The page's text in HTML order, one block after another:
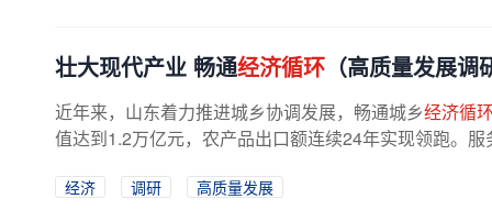
壮大现代产业 畅通经济循环 （高质量发展调
近年来，山东着力推进城乡协调发展，畅通城乡经济循
值达到1.2万亿元，农产品出口额连续24年实现领跑。
经济 调研
高质量发展